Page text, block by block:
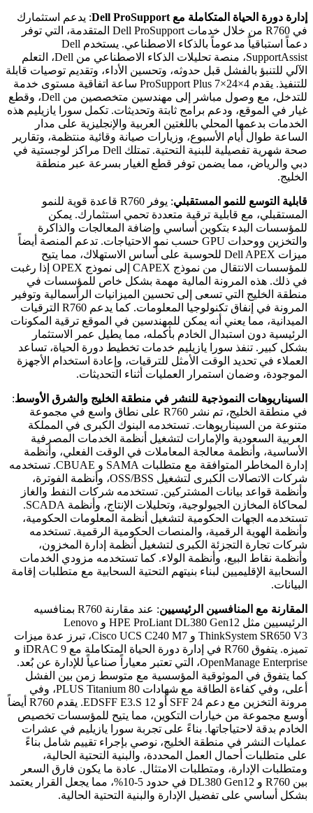
إدارة دورة الحياة المتكاملة مع Dell ProSupport
: يدعم استثمارك
في R760 من خلال خدمات Dell ProSupport المتقدمة، التي توفر
دعماً استباقياً مدعوماً بالذكاء الاصطناعي. يستخدم Dell
SupportAssist، منصة تحليلات الذكاء الاصطناعي من Dell، التعلم
الآلي للتنبؤ بالفشل قبل حدوثه، وتحسين الأداء، وتقديم توصيات قابلة
للتنفيذ. يقدم ProSupport Plus 7×24×4 ساعة اتفاقية مستوى خدمة
للتدخل، مع وصول مباشر إلى مهندسين متخصصين من Dell، وقطع
غيار في الموقع، ودعم برامج ثابتة وتحديثات. تكمل سورا يازيليم هذه
الخدمات بدعمها المحلي باللغتين العربية والإنجليزية على مدار
الساعة طوال أيام الأسبوع، وزيارات صيانة وقائية منتظمة، وتقارير
صحة شهرية تفصيلية للبنية التحتية. تمتلك Dell مراكز لوجستية في
دبي والرياض، مما يضمن توفر قطع الغيار بسرعة عبر منطقة
الخليج.
قابلية التوسع للنمو المستقبلي
: يوفر R760 قاعدة قوية للنمو
المستقبلي، مع قابلية ترقية متعددة تحمي استثمارك. يمكن
للمؤسسات البدء بتكوين أساسي وإضافة المعالجات والذاكرة
والتخزين ووحدات GPU حسب نمو الاحتياجات. تدعم المنصة أيضاً
ميزات Dell APEX للحوسبة على أساس الاستهلاك، مما يتيح
للمؤسسات الانتقال من نموذج CAPEX إلى نموذج OPEX إذا رغبت
في ذلك. هذه المرونة المالية مهمة بشكل خاص للمؤسسات في
منطقة الخليج التي تسعى إلى تحسين الميزانيات الرأسمالية وتوفير
المرونة في إنفاق تكنولوجيا المعلومات. كما يدعم R760 الترقيات
الميدانية، مما يعني أنه يمكن للمهندسين في الموقع ترقية المكونات
الرئيسية دون استبدال الخادم بأكمله، مما يطيل عمر الاستثمار
بشكل كبير. تنفذ سورا يازيليم خدمات تخطيط دورة الحياة، تساعد
العملاء في تحديد الوقت الأمثل للترقيات، وإعادة استخدام الأجهزة
الموجودة، وضمان استمرار العمليات أثناء التحديثات.
السيناريوهات النموذجية للنشر في منطقة الخليج والشرق الأوسط:
في منطقة الخليج، تم نشر R760 على نطاق واسع في مجموعة
متنوعة من السيناريوهات. تستخدمه البنوك الكبرى في المملكة
العربية السعودية والإمارات لتشغيل أنظمة الخدمات المصرفية
الأساسية، وأنظمة معالجة المعاملات في الوقت الفعلي، وأنظمة
إدارة المخاطر المتوافقة مع متطلبات SAMA و CBUAE. تستخدمه
شركات الاتصالات الكبرى لتشغيل OSS/BSS، وأنظمة الفوترة،
وأنظمة قواعد بيانات المشتركين. تستخدمه شركات النفط والغاز
لمحاكاة المخازن الجيولوجية، وتحليلات الإنتاج، وأنظمة SCADA.
تستخدمه الجهات الحكومية لتشغيل أنظمة المعلومات الحكومية،
وأنظمة الهوية الرقمية، والمنصات الحكومية الرقمية. تستخدمه
شركات تجارة التجزئة الكبرى لتشغيل أنظمة إدارة المخزون،
وأنظمة نقاط البيع، وأنظمة الولاء. كما تستخدمه مزودي الخدمات
السحابية الإقليميين لبناء بنيتهم التحتية السحابية مع متطلبات إقامة
البيانات.
المقارنة مع المنافسين الرئيسيين
: عند مقارنة R760 بمنافسيه
الرئيسيين مثل HPE ProLiant DL380 Gen12 و Lenovo
ThinkSystem SR650 V3 و Cisco UCS C240 M7، تبرز عدة ميزات
تميزه. يتفوق R760 في إدارة دورة الحياة المتكاملة مع iDRAC 9 و
OpenManage Enterprise، التي تعتبر معياراً صناعياً للإدارة عن بُعد.
كما يتفوق في الموثوقية المؤسسية مع متوسط زمن بين الفشل
أعلى، وفي كفاءة الطاقة مع شهادات 80 PLUS Titanium، وفي
مرونة التخزين مع دعم 24 SFF أو 12 EDSFF E3.S. يقدم R760 أيضاً
أوسع مجموعة من خيارات التكوين، مما يتيح للمؤسسات تخصيص
الخادم بدقة لاحتياجاتها. بناءً على تجربة سورا يازيليم في عشرات
عمليات النشر في منطقة الخليج، نوصي بإجراء تقييم شامل بناءً
على متطلبات أحمال العمل المحددة، والبنية التحتية الحالية،
ومتطلبات الإدارة، ومتطلبات الامتثال. عادة ما يكون فارق السعر
بين R760 و DL380 Gen12 في حدود 5-10%، مما يجعل القرار يعتمد
بشكل أساسي على تفضيل الإدارة والبنية التحتية الحالية.